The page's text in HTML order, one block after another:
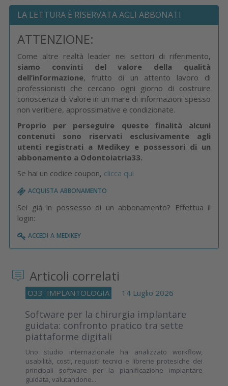
LA LETTURA È RISERVATA AGLI ABBONATI
ATTENZIONE:
Come altre realtà leader nei settori di riferimento,
siamo convinti del valore della qualità
dell’informazione, frutto di un attento lavoro di
professionisti che cercano ogni giorno di costruire
conoscenza di valore in un mare di informazioni spesso
non veritiere, approssimative e condizionate.
Proprio per perseguire queste finalità alcuni
contenuti sono riservati esclusivamente agli
utenti registrati a Medikey e possessori di un
abbonamento a Odontoiatria33.
Se hai un codice coupon, clicca qui
acquista abbonamento
Sei già in possesso di un abbonamento? Effettua il
login:
accedi a medikey
Articoli correlati
O33 IMPLANTOLOGIA 14 Luglio 2026
Software per la chirurgia implantare
guidata: confronto pratico tra sette
piattaforme digitali
Uno studio internazionale ha analizzato workflow,
usabilità, costi, requisiti tecnici e librerie protesiche dei
principali software per la pianificazione implantare
guidata, valutandone...